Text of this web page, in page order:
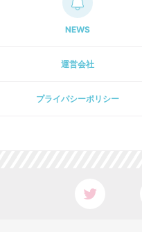
NEWS
運営会社
プライパシーポリシー